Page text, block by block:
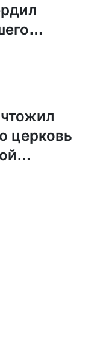
церковь